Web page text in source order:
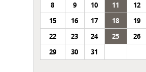
8
9 10 11 12
15
16 17 18 19
22
23 24 25 26
29
30 31